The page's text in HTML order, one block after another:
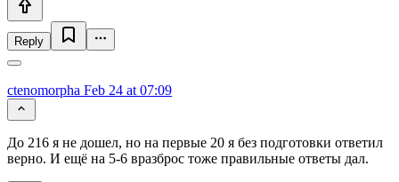
Reply
ctenomorpha Feb 24 at 07:09
До 216 я не дошел, но на первые 20 я без подготовки ответил
верно. И ещё на 5-6 вразброс тоже правильные ответы дал.